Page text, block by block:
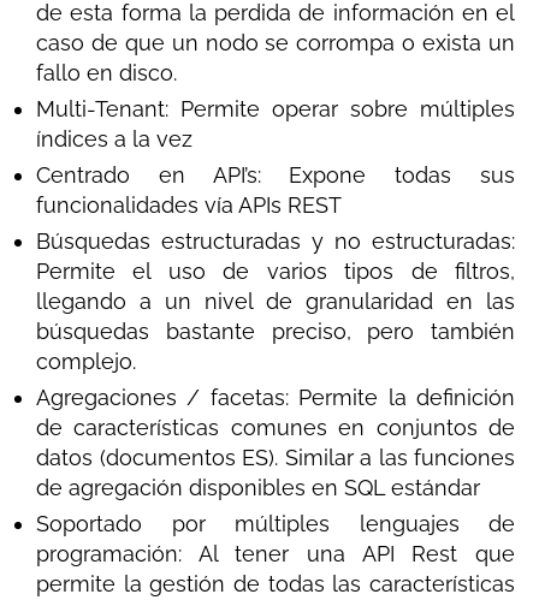
de esta forma la perdida de información en el
caso de que un nodo se corrompa o exista un
fallo en disco.
Multi-Tenant: Permite operar sobre múltiples
índices a la vez
Centrado en API’s: Expone todas sus
funcionalidades vía APIs REST
Búsquedas estructuradas y no estructuradas:
Permite el uso de varios tipos de filtros,
llegando a un nivel de granularidad en las
búsquedas bastante preciso, pero también
complejo.
Agregaciones / facetas: Permite la definición
de características comunes en conjuntos de
datos (documentos ES). Similar a las funciones
de agregación disponibles en SQL estándar
Soportado por múltiples lenguajes de
programación: Al tener una API Rest que
permite la gestión de todas las características